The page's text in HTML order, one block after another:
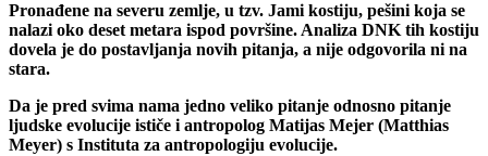
Pronađene na severu zemlje, u tzv. Jami kostiju, pešini koja se
nalazi oko deset metara ispod površine. Analiza DNK tih kostiju
dovela je do postavljanja novih pitanja, a nije odgovorila ni na
stara.
Da je pred svima nama jedno veliko pitanje odnosno pitanje
ljudske evolucije ističe i antropolog Matijas Mejer (Matthias
Meyer) s Instituta za antropologiju evolucije.